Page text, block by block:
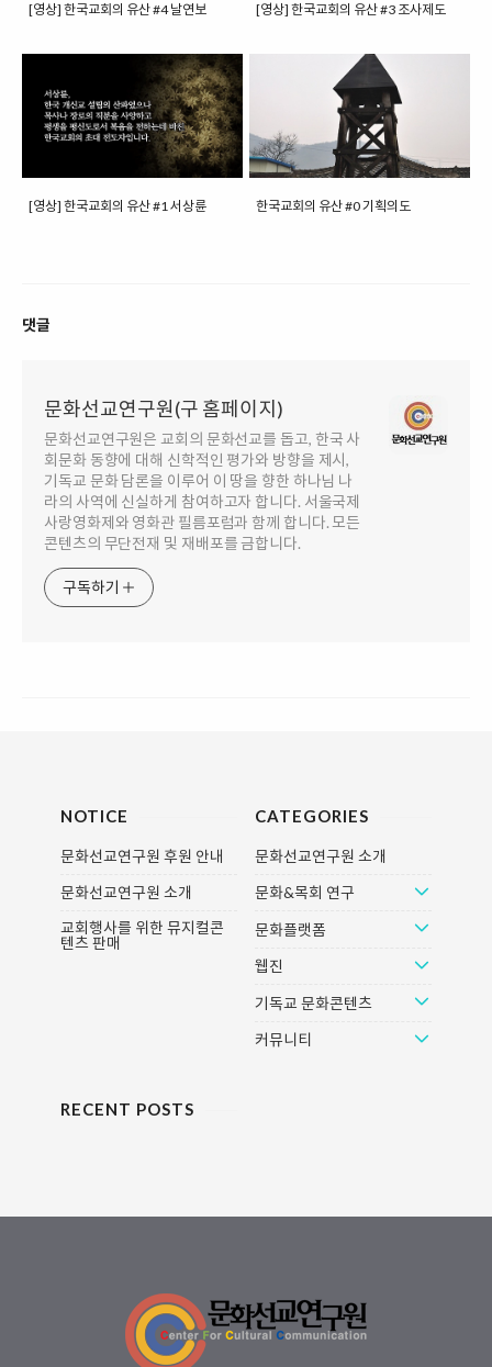
[영상] 한국교회의 유산 #4 날연보 [영상] 한국교회의 유산 #3 조사제도
[영상] 한국교회의 유산 #1 서상륜 한국교회의 유산 #0 기획의도
댓글
문화선교연구원(구 홈페이지)
문화선교연구원은 교회의 문화선교를 돕고, 한국 사
회문화 동향에 대해 신학적인 평가와 방향을 제시,
기독교 문화 담론을 이루어 이 땅을 향한 하나님 나
라의 사역에 신실하게 참여하고자 합니다. 서울국제
사랑영화제와 영화관 필름포럼과 함께 합니다. 모든
콘텐츠의 무단전재 및 재배포를 금합니다.
구독하기
NOTICE
문화선교연구원 후원 안내
문화선교연구원 소개
교회행사를 위한 뮤지컬콘
텐츠 판매
CATEGORIES
문화선교연구원 소개
문화&목회 연구
문화플랫폼
웹진
기독교 문화콘텐츠
커뮤니티
RECENT POSTS